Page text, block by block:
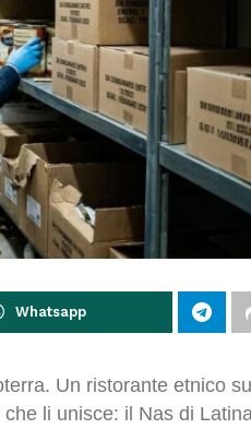
Whatsapp
Un ristorante etnico
li unisce: il Nas di